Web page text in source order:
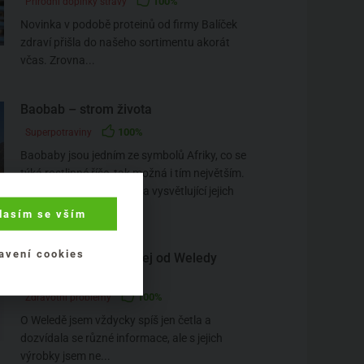
Novinka v podobě proteinů od firmy Balíček
zdraví přišla do našeho sortimentu akorát
včas. Zrovna...
Baobab – strom života
Superpotraviny 100%
Baobaby jsou jedním ze symbolů Afriky, co se
týká rostlinné říše, tak možná i tím největším.
A odtud i pochází legenda vysvětlující jejich
zvláštní...
Recenze: Arnikový olej od Weledy
Zdravotní problémy 100%
O Weledě jsem vždycky spíš jen četla a
dozvídala se různé informace, ale s jejich
výrobky jsem ne...
se vším
cookies